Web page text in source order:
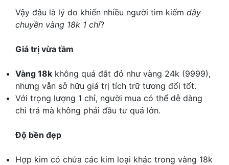
Vậy đâu là lý do khiến nhiều người tìm kiếm dây
chuyền vàng 18k 1 chỉ?
Giá trị vừa tầm
Vàng 18k không quá đắt đỏ như vàng 24k (9999),
nhưng vẫn sở hữu giá trị tích trữ tương đối tốt.
Với trọng lượng 1 chỉ, người mua có thể dễ dàng
chi trả mà không phải đầu tư quá lớn.
Độ bền đẹp
Hợp kim có chứa các kim loại khác trong vàng 18k